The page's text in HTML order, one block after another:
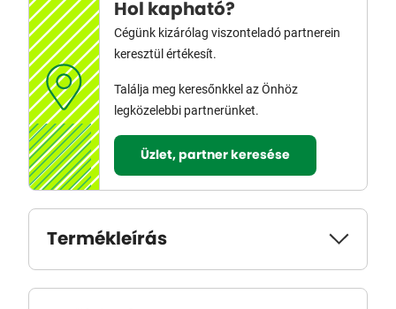
Hol kapható?
Cégünk kizárólag viszonteladó partnerein
keresztül értékesít.
Találja meg keresőnkkel az Önhöz
legközelebbi partnerünket.
Üzlet, partner keresése
Termékleírás